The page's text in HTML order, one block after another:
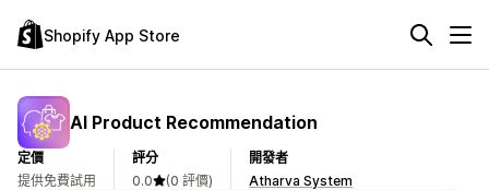
Shopify App Store
AI Product Recommendation
定價
提供免費試用
評分
0.0
(0 評價)
開發者
Atharva System